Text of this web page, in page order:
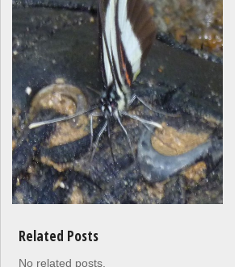
Related Posts
No related posts.